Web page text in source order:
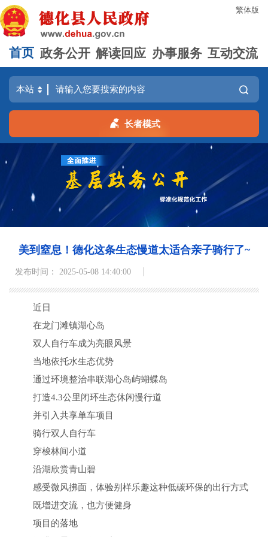
繁体版
首页 政务公开 解读回应 办事服务 互动交流
长者模式
美到窒息！德化这条生态慢道太适合亲子骑行了~
发布时间： 2025-05-08 14:40:00
近日
在龙门滩镇湖心岛
双人自行车成为亮眼风景
当地依托水生态优势
通过环境整治串联湖心岛屿蝴蝶岛
打造4.3公里闭环生态休闲慢行道
并引入共享单车项目
骑行双人自行车
穿梭林间小道
沿湖欣赏青山碧
感受微风拂面，体验别样乐趣这种低碳环保的出行方式
既增进交流，也方便健身
项目的落地